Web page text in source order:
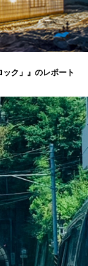
ック」』のレポート